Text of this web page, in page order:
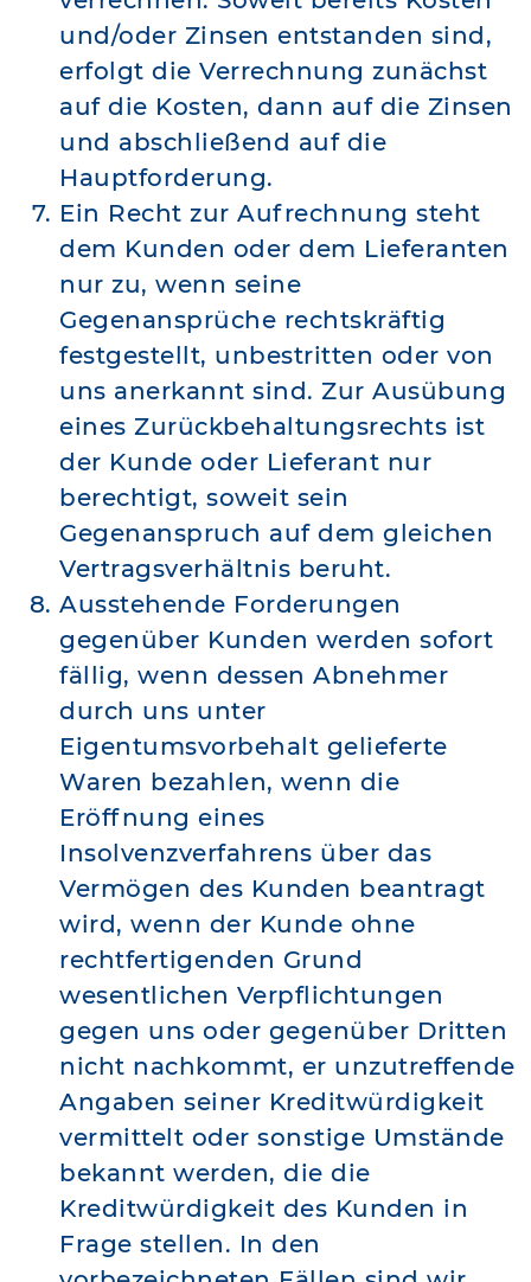
und/oder Zinsen entstanden sind,
erfolgt die Verrechnung zunächst
auf die Kosten, dann auf die Zinsen
und abschließend auf die
Hauptforderung.
Ein Recht zur Aufrechnung steht
dem Kunden oder dem Lieferanten
nur zu, wenn seine
Gegenansprüche rechtskräftig
festgestellt, unbestritten oder von
uns anerkannt sind. Zur Ausübung
eines Zurückbehaltungsrechts ist
der Kunde oder Lieferant nur
berechtigt, soweit sein
Gegenanspruch auf dem gleichen
Vertragsverhältnis beruht.
Ausstehende Forderungen
gegenüber Kunden werden sofort
fällig, wenn dessen Abnehmer
durch uns unter
Eigentumsvorbehalt gelieferte
Waren bezahlen, wenn die
Eröffnung eines
Insolvenzverfahrens über das
Vermögen des Kunden beantragt
wird, wenn der Kunde ohne
rechtfertigenden Grund
wesentlichen Verpflichtungen
gegen uns oder gegenüber Dritten
nicht nachkommt, er unzutreffende
Angaben seiner Kreditwürdigkeit
vermittelt oder sonstige Umstände
bekannt werden, die die
Kreditwürdigkeit des Kunden in
Frage stellen. In den